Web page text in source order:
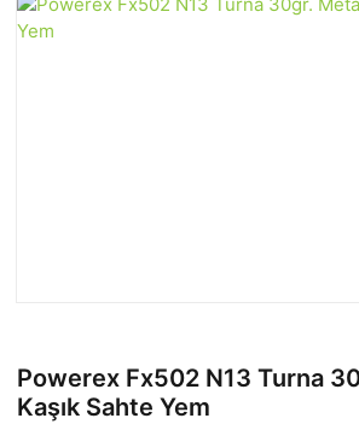
Powerex Fx502 N13 Turna
Kaşık Sahte Yem